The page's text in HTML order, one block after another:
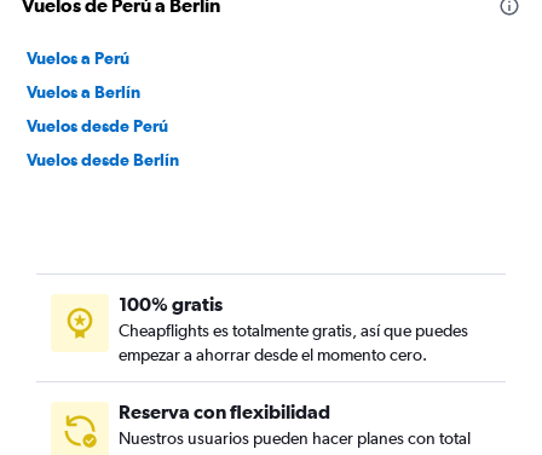
Vuelos de Perú a Berlín
Vuelos a Perú
Vuelos a Berlín
Vuelos desde Perú
Vuelos desde Berlín
100% gratis
Cheapflights es totalmente gratis, así que puedes
empezar a ahorrar desde el momento cero.
Reserva con flexibilidad
Nuestros usuarios pueden hacer planes con total